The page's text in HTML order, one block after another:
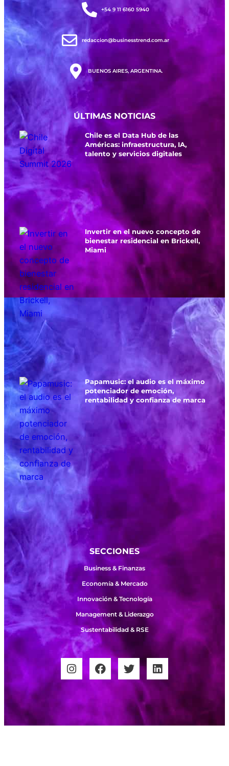
+54 9 11 6160 5940
redaccion@businesstrend.com.ar
BUENOS AIRES, ARGENTINA.
ÚLTIMAS NOTICIAS
Chile es el Data Hub de las
Américas: infraestructura, IA,
talento y servicios digitales
Invertir en el nuevo concepto de
bienestar residencial en Brickell,
Miami
Papamusic: el audio es el máximo
potenciador de emoción,
rentabilidad y confianza de marca
SECCIONES
Business & Finanzas
Economía & Mercado
Innovación & Tecnología
Management & Liderazgo
Sustentabilidad & RSE